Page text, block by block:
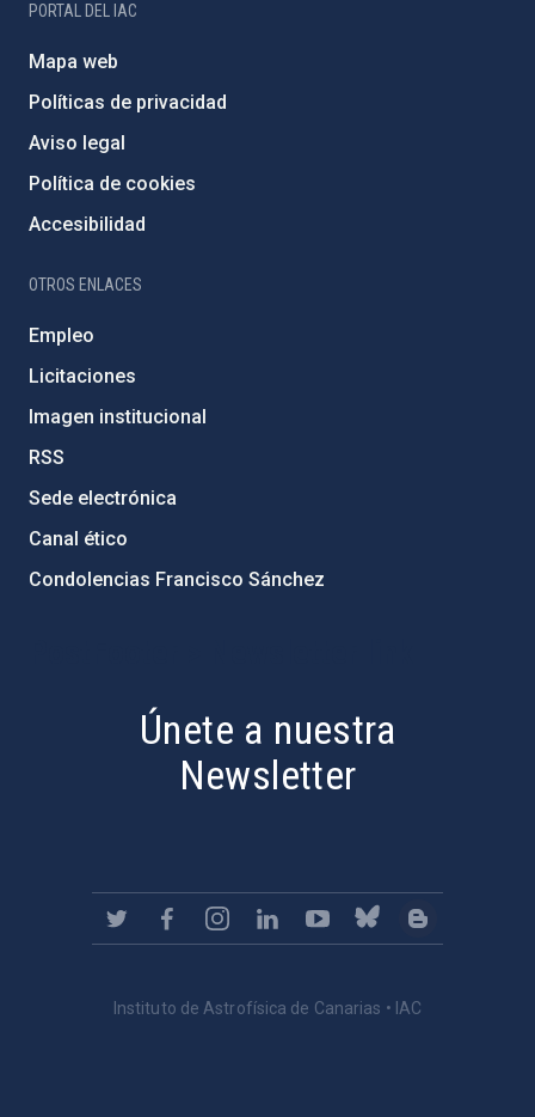
PORTAL DEL IAC
Mapa web
Políticas de privacidad
Aviso legal
Política de cookies
Accesibilidad
OTROS ENLACES
Empleo
Licitaciones
Imagen institucional
RSS
Sede electrónica
Canal ético
Condolencias Francisco Sánchez
Únete a nuestra
Newsletter
Instituto de Astrofísica de Canarias • IAC